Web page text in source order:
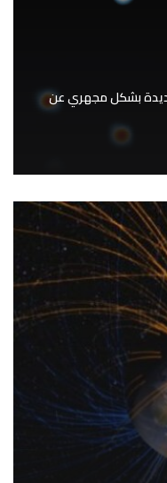
بشكل مجهري عن